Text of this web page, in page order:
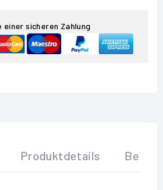
einer sicheren Zahlung
Produktdetails